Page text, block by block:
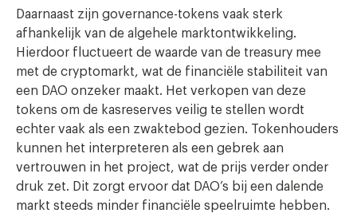
Daarnaast zijn governance-tokens vaak sterk
afhankelijk van de algehele marktontwikkeling.
Hierdoor fluctueert de waarde van de treasury mee
met de cryptomarkt, wat de financiële stabiliteit van
een DAO onzeker maakt. Het verkopen van deze
tokens om de kasreserves veilig te stellen wordt
echter vaak als een zwaktebod gezien. Tokenhouders
kunnen het interpreteren als een gebrek aan
vertrouwen in het project, wat de prijs verder onder
druk zet. Dit zorgt ervoor dat DAO’s bij een dalende
markt steeds minder financiële speelruimte hebben.